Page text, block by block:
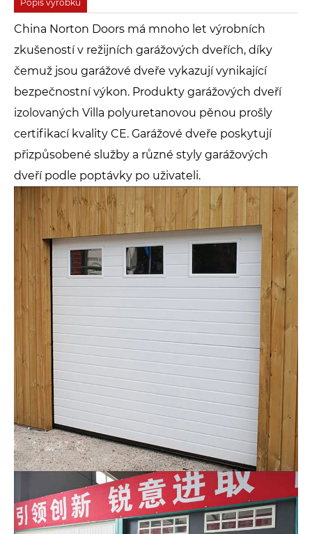
Popis výrobku
China Norton Doors má mnoho let výrobních
zkušeností v režijních garážových dveřích, díky
čemuž jsou garážové dveře vykazují vynikající
bezpečnostní výkon. Produkty garážových dveří
izolovaných Villa polyuretanovou pěnou prošly
certifikací kvality CE. Garážové dveře poskytují
přizpůsobené služby a různé styly garážových
dveří podle poptávky po uživateli.